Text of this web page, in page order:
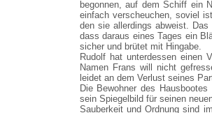
begonnen, auf dem Schiff ein
einfach verscheuchen, soviel
den sie allerdings abweist.
dass daraus eines Tages ein
sicher und brütet mit Hingabe.
Rudolf hat unterdessen einen
Namen Frans will nicht
leidet an dem Verlust seines
Die Bewohner des
sein Spiegelbild für seinen
Sauberkeit und Ordnung sind